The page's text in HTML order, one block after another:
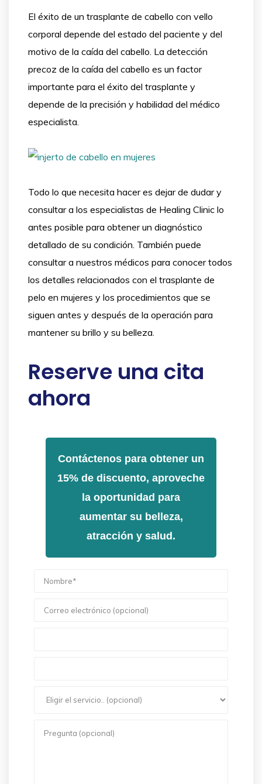
El éxito de un trasplante de cabello con vello
corporal depende del estado del paciente y del
motivo de la caída del cabello. La detección
precoz de la caída del cabello es un factor
importante para el éxito del trasplante y
depende de la precisión y habilidad del médico
especialista.
Todo lo que necesita hacer es dejar de dudar y
consultar a los especialistas de Healing Clinic lo
antes posible para obtener un diagnóstico
detallado de su condición. También puede
consultar a nuestros médicos para conocer todos
los detalles relacionados con el trasplante de
pelo en mujeres y los procedimientos que se
siguen antes y después de la operación para
mantener su brillo y su belleza.
Reserve una cita
ahora
Contáctenos para obtener un
15% de discuento, aproveche
la oportunidad para
aumentar su belleza,
atracción y salud.